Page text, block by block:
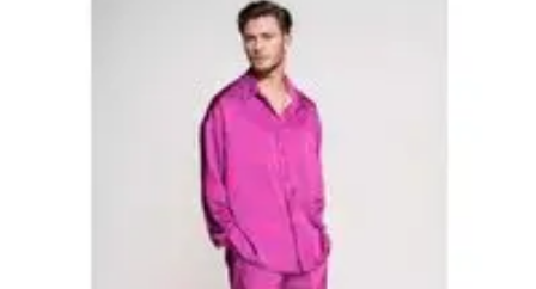
Estilos de ModaTendencias